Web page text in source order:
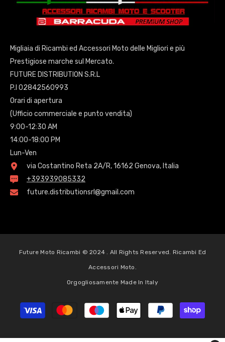
Migliaia di Ricambi ed Accessori Moto delle Migliori e più
Prestigiose marche sul Mercato.
FUTURE DISTRIBUTION S.R.L
P.I 02842560993
Orari di apertura
(Ufficio commerciale e punto vendita)
9:00-12:30 AM
14:00-18:00 PM
Lun-Ven
via Costantino Reta 2A/R, 16162 Genova, Italia
+393939085332
future.distributionsrl@gmail.com
Future Moto Ricambi © 2024 . All Rights Reserved. Ricambi Ed
Accessori Moto.
Orgogliosamente Made In Italy
Metodi
di